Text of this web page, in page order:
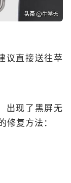
议直接送往苹
出现了黑屏无
修复方法：